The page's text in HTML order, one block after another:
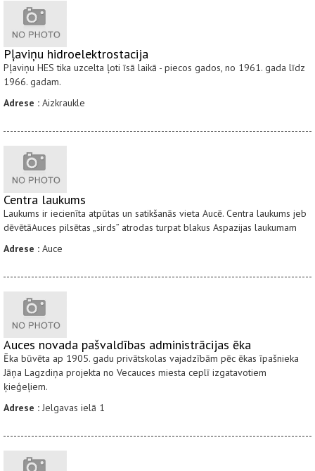
Pļaviņu hidroelektrostacija
Pļaviņu HES tika uzcelta ļoti īsā laikā - piecos gados, no 1961. gada līdz
1966. gadam.
Adrese : Aizkraukle
Centra laukums
Laukums ir iecienīta atpūtas un satikšanās vieta Aucē. Centra laukums jeb
dēvētāAuces pilsētas „sirds” atrodas turpat blakus Aspazijas laukumam
Adrese : Auce
Auces novada pašvaldības administrācijas ēka
Ēka būvēta ap 1905. gadu privātskolas vajadzībām pēc ēkas īpašnieka
Jāņa Lagzdiņa projekta no Vecauces miesta ceplī izgatavotiem
ķieģeļiem.
Adrese : Jelgavas ielā 1